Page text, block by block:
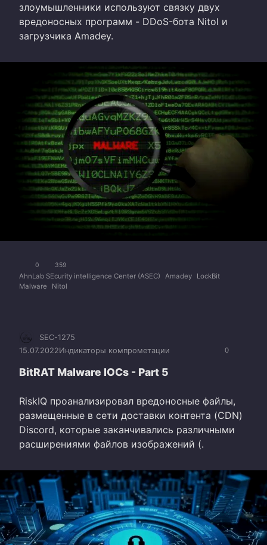
злоумышленники используют связку двух
вредоносных программ - DDoS-бота Nitol и
загрузчика Amadey.
0 359
AhnLab SEcurity intelligence Center (ASEC) Amadey
LockBit
Malware
Nitol
0
SEC-1275
15.07.2022Индикаторы компрометации
BitRAT Malware IOCs - Part 5
RiskIQ проанализировал вредоносные файлы,
размещенные в сети доставки контента (CDN)
Discord, которые заканчивались различными
расширениями файлов изображений (.